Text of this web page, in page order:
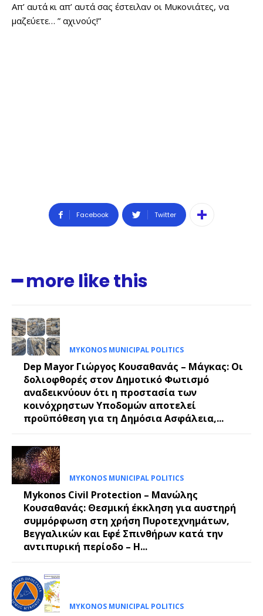
Απ’ αυτά κι απ’ αυτά σας έστειλαν οι Μυκονιάτες, να
μαζεύετε… ” αχινούς!”
Facebook Twitter
━ more like this
MYKONOS MUNICIPAL POLITICS
Dep Mayor Γιώργος Κουσαθανάς – Μάγκας: Οι
δολιοφθορές στον Δημοτικό Φωτισμό
αναδεικνύουν ότι η προστασία των
κοινόχρηστων Υποδομών αποτελεί
προϋπόθεση για τη Δημόσια Ασφάλεια,...
MYKONOS MUNICIPAL POLITICS
Mykonos Civil Protection – Μανώλης
Κουσαθανάς: Θεσμική έκκληση για αυστηρή
συμμόρφωση στη χρήση Πυροτεχνημάτων,
Βεγγαλικών και Εφέ Σπινθήρων κατά την
αντιπυρική περίοδο – Η...
MYKONOS MUNICIPAL POLITICS